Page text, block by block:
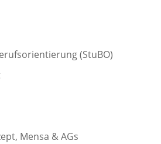
(StuBO)
Mensa & AGs